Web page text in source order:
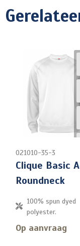
021010-35-3
Clique Basic
Roundneck
100% spun dyed
polyester.
Op aanvraag